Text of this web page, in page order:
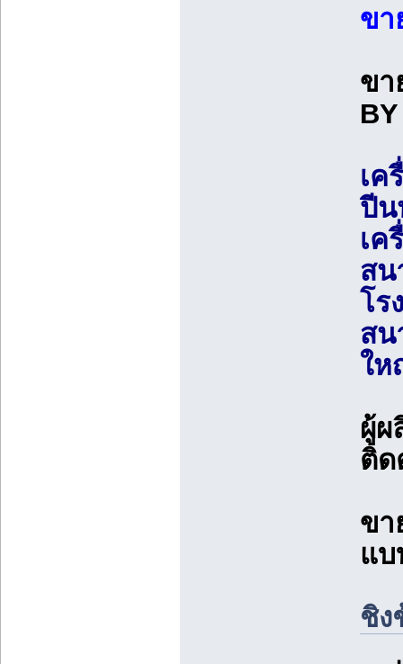
ขา
ขา
เค
ปีน
เค
สน
โร
สน
ใ
ผู้ผ
ติด
ขา
แบ
ชิง